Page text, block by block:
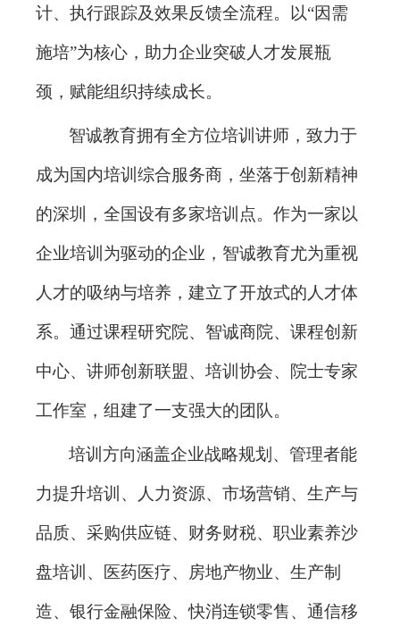
计、执行跟踪及效果反馈全流程。以“因需
施培”为核心，助力企业突破人才发展瓶
颈，赋能组织持续成长。
智诚教育拥有全方位培训讲师，致力于
成为国内培训综合服务商，坐落于创新精神
的深圳，全国设有多家培训点。作为一家以
企业培训为驱动的企业，智诚教育尤为重视
人才的吸纳与培养，建立了开放式的人才体
系。通过课程研究院、智诚商院、课程创新
中心、讲师创新联盟、培训协会、院士专家
工作室，组建了一支强大的团队。
培训方向涵盖企业战略规划、管理者能
力提升培训、人力资源、市场营销、生产与
品质、采购供应链、财务财税、职业素养沙
盘培训、医药医疗、房地产物业、生产制
造、银行金融保险、快消连锁零售、通信移